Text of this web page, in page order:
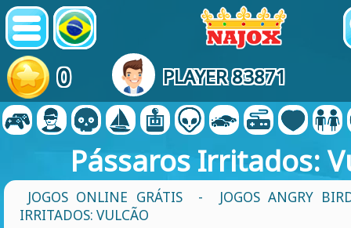
0 PLAYER 83871
Pássaros Irritados:
JOGOS ONLINE GRÁTIS -
JOGOS ANGRY
IRRITADOS: VULCÃO